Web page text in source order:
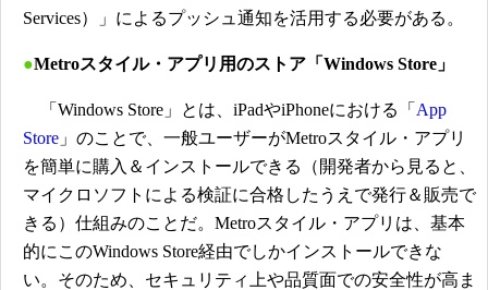
Services）」によるプッシュ通知を活用する必要がある。
●Metroスタイル・アプリ用のストア「Windows Store」
「Windows Store」とは、iPadやiPhoneにおける「 App
Store 」のことで、一般ユーザーがMetroスタイル・アプリ
を簡単に購入＆インストールできる（開発者から見ると、
マイクロソフトによる検証に合格したうえで発行＆販売で
きる）仕組みのことだ。Metroスタイル・アプリは、基本
的にこのWindows Store経由でしかインストールできな
い。そのため、セキュリティ上や品質面での安全性が高ま